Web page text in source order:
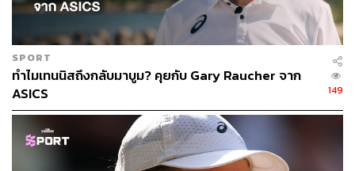
โชคดีสำหรับวงการเทนนิสที่โอซากะค่อยๆ เรียนรู้และเติบโต
หลังจากนั้นในเรื่องของการใช้ชีวิต
โดยเฉพาะเหตุการณ์ครั้งสำคัญของโลกเมื่อ จอร์จ ฟลอยด์
ชายผิวดำต้องเสียชีวิตจากการเข้าจับกุมโดยใช้ความรุนแรง
เกินกว่าเหตุของเจ้าหน้าที่ตำรวจผิวขาวด้วยการใช้เข่ากดที่
คอนานถึง 7 นาที 46 วินาทีจนทำให้หมดลมหายใจอย่างน่า
เศร้า มีส่วนช่วยให้โอซากะเปลี่ยนแปลงตัวเองอย่างมาก
SPORT
ทำไมเทนนิสถึงกลับมาบูม? คุยกับ Gary Raucher จาก
ASICS
149